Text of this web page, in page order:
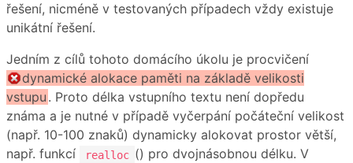
řešení, nicméně v testovaných případech vždy existuje
unikátní řešení.
Jedním z cílů tohoto domácího úkolu je procvičení
dynamické alokace paměti na základě velikosti
vstupu . Proto délka vstupního textu není dopředu
známa a je nutné v případě vyčerpání počáteční velikost
(např. 10-100 znaků) dynamicky alokovat prostor větší,
např. funkcí
realloc () pro dvojnásobnou délku. V